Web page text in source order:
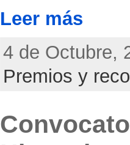
Leer más
4 de Octubre,
Premios y